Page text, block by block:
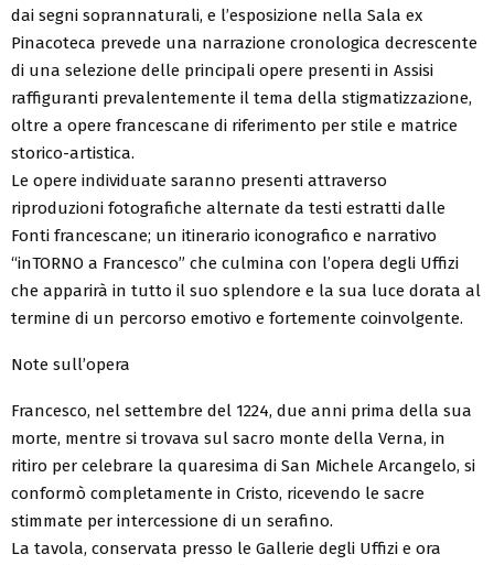
dai segni soprannaturali, e l’esposizione nella Sala ex
Pinacoteca prevede una narrazione cronologica decrescente
di una selezione delle principali opere presenti in Assisi
raffiguranti prevalentemente il tema della stigmatizzazione,
oltre a opere francescane di riferimento per stile e matrice
storico-artistica.
Le opere individuate saranno presenti attraverso
riproduzioni fotografiche alternate da testi estratti dalle
Fonti francescane; un itinerario iconografico e narrativo
“inTORNO a Francesco” che culmina con l’opera degli Uffizi
che apparirà in tutto il suo splendore e la sua luce dorata al
termine di un percorso emotivo e fortemente coinvolgente.
Note sull’opera
Francesco, nel settembre del 1224, due anni prima della sua
morte, mentre si trovava sul sacro monte della Verna, in
ritiro per celebrare la quaresima di San Michele Arcangelo, si
conformò completamente in Cristo, ricevendo le sacre
stimmate per intercessione di un serafino.
La tavola, conservata presso le Gallerie degli Uffizi e ora